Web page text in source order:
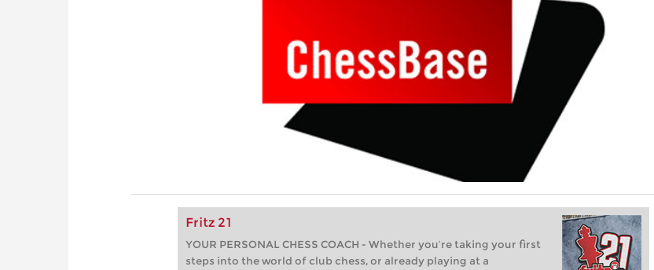
Fritz 21
YOUR PERSONAL CHESS COACH - Whether you’re taking your first
steps into the world of club chess, or already playing at a